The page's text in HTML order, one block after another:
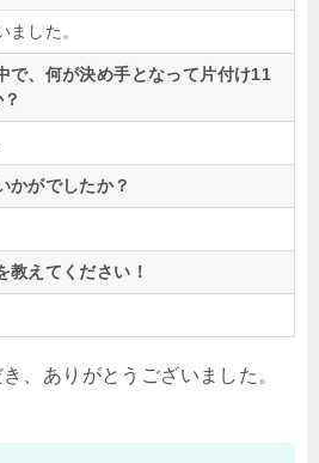
した。
で、何が決め手となって片付け11
かがでしたか？
教えてください！
、ありがとうございました。